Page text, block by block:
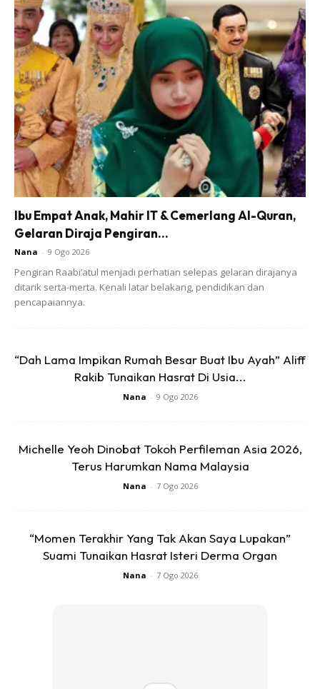
“Sayang ni nama dia Alisa Fatehah, dia ada penyakit
celebral palsy.
“Sama-sama kita doa supaya dia kuat dan sihat ya,
ibu bapa Alisa please sayang dia sampai bila-bila ya.
“Saya tak dapat jumpa dia lama sebab masa ni nak
berbuka dah, dapat bergambar dan ambil video je,
Ibu Empat Anak, Mahir IT & Cemerlang Al-Quran,
Gelaran Diraja Pengiran...
Nana - 9 Ogo 2026
Pengiran Raabi’atul menjadi perhatian selepas gelaran dirajanya
ditarik serta-merta. Kenali latar belakang, pendidikan dan
pencapaiannya.
“Dah Lama Impikan Rumah Besar Buat Ibu Ayah” Aliff
Rakib Tunaikan Hasrat Di Usia...
Nana - 9 Ogo 2026
Michelle Yeoh Dinobat Tokoh Perfileman Asia 2026,
Terus Harumkan Nama Malaysia
Nana - 7 Ogo 2026
“Momen Terakhir Yang Tak Akan Saya Lupakan”
Suami Tunaikan Hasrat Isteri Derma Organ
Nana - 7 Ogo 2026